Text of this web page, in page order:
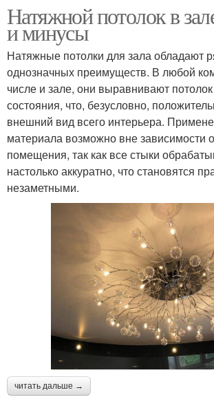
Натяжной потолок в
и минусы
Натяжные потолки для зала обладают
однозначных преимуществ. В любой
числе и зале, они выравнивают
состояния, что, безусловно,
внешний вид всего интерьера.
материала возможно вне зависимости
помещения, так как все стыки
настолько аккуратно, что становятся
незаметными.
читать дальше →